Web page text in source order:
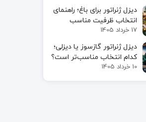
دیزل ژنراتور برای باغ؛ راهنمای
انتخاب ظرفیت مناسب
17 خرداد 1405
دیزل ژنراتور گازسوز یا دیزلی؛
کدام انتخاب مناسب‌تر است؟
10 خرداد 1405